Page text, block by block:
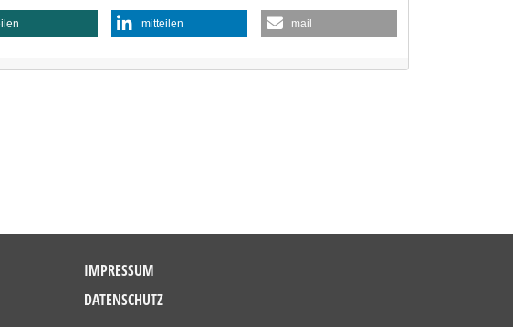
mitteilen mail
IMPRESSUM
DATENSCHUTZ